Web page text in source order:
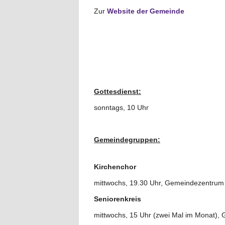
Zur Website der Gemeinde
Gottesdienst:
sonntags, 10 Uhr
Gemeindegruppen:
Kirchenchor
mittwochs, 19.30 Uhr, Gemeindezentrum
Seniorenkreis
mittwochs, 15 Uhr (zwei Mal im Monat),